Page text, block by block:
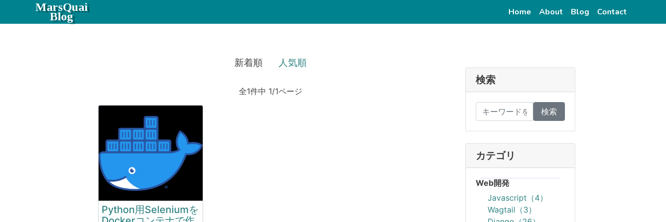
MarsQuai
Blog Home (current)
About (current)
Blog (current)
Contact
新着順 人気順
全1件中 1/1ページ
Python用Seleniumを
検索
検索
カテゴリ
Web開発
Javascript（4）
Wagtail（3）